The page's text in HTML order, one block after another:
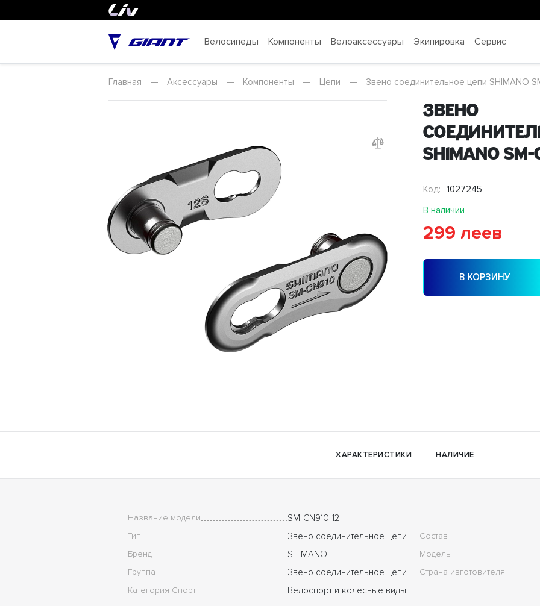
Велосипеды Компоненты Велоаксессуары Экипировка Сервис
Главная — Аксессуары — Компоненты — Цепи — Звено соединительное цепи SHIMANO
Звено
SHIMANO SM-
Код:
1027245
В наличии
299 леев
В КОРЗИНУ
ХАРАКТЕРИСТИКИ НАЛИЧИЕ
Название модели SM-CN910-12
Тип Звено соединительное цепи
Бренд SHIMANO
Группа Звено соединительное цепи
Категория Спорт Велоспорт и колесные виды
Состав
Модель
Страна изготовителя